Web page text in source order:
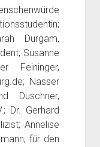
Durgam,
Susanne
Feininger,
Nasser
Duschner,
Dr. Gerhard
Annelise
für den